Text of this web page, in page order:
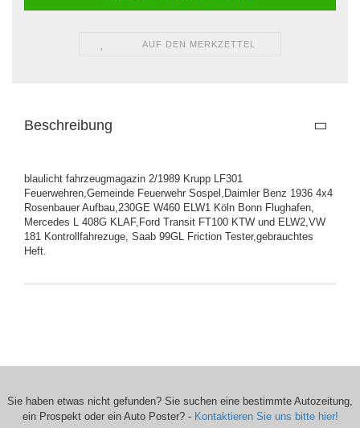
AUF DEN MERKZETTEL
Beschreibung
blaulicht fahrzeugmagazin 2/1989 Krupp LF301
Feuerwehren,Gemeinde Feuerwehr Sospel,Daimler Benz 1936 4x4
Rosenbauer Aufbau,230GE W460 ELW1 Köln Bonn Flughafen,
Mercedes L 408G KLAF,Ford Transit FT100 KTW und ELW2,VW
181 Kontrollfahrezuge, Saab 99GL Friction Tester,gebrauchtes
Heft.
Sie haben etwas nicht gefunden? Sie suchen eine bestimmte Autozeitung,
ein Prospekt oder ein Auto Poster? - Kontaktieren Sie uns bitte hier!